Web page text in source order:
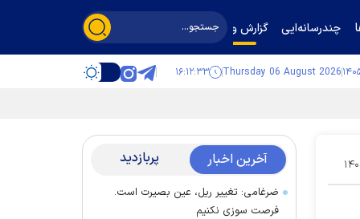
چندرسانه‌ایی گزارش و گفت‌وگو
Thursday 06 August 2026 ۱۶:۱۲:۳۴
۱۶ آخرین اخبار پربازدید
ضرغامی: تغییر ریل، عین بصیرت است.
فرصت سوزی نکنیم